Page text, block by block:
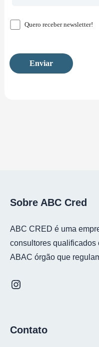
Quero receber newsletter!
Sobre ABC Cred
ABC CRED é uma
consultores qualificados
ABAC órgão que
Contato